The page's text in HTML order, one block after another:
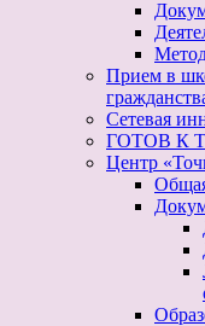
Прием в
Сетевая
ГОТОВ К
Центр